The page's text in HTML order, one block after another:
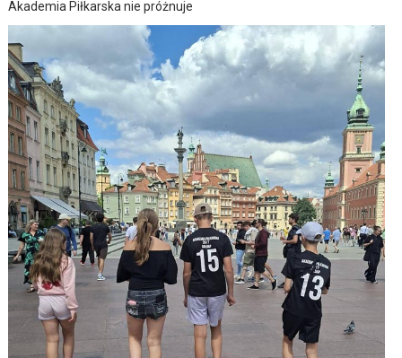
Akademia Piłkarska nie próżnuje